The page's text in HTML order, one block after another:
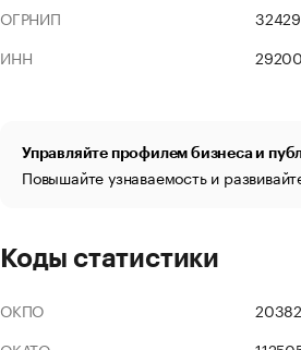
ОГРНИП
ИНН
Управляйте профилем бизнеса и
Повышайте узнаваемость и
Коды статистики
ОКПО